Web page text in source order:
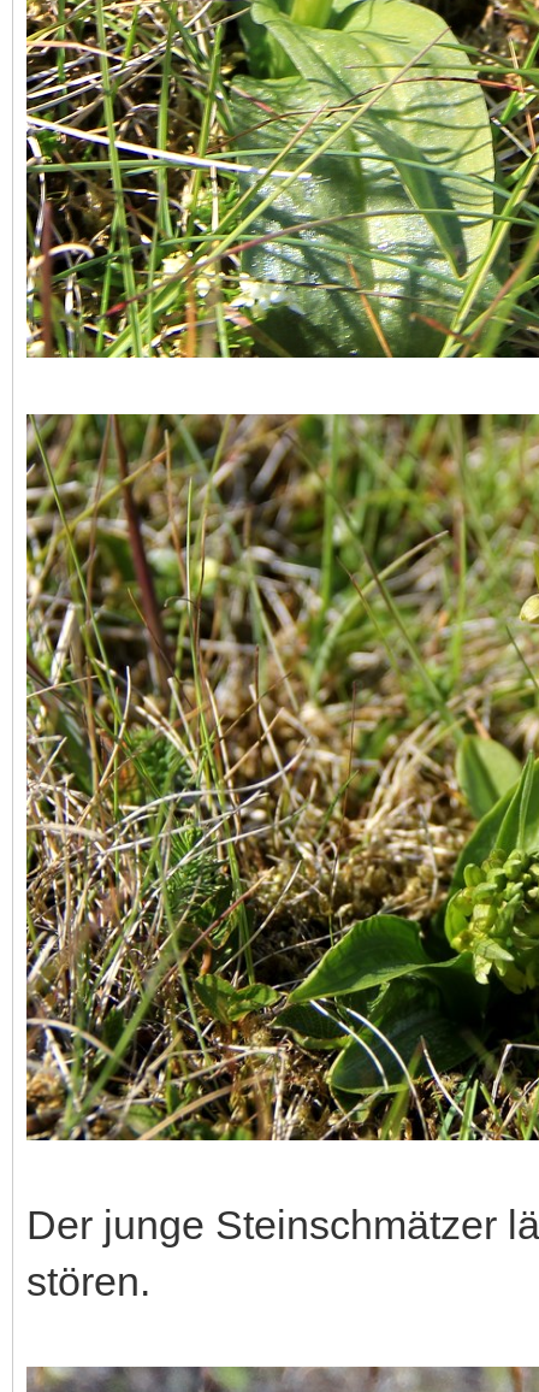
Der junge Steinschmätzer
stören.